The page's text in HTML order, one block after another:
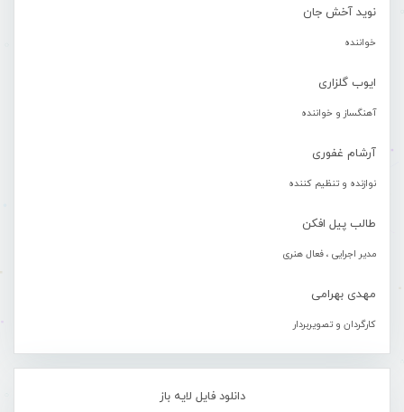
نوید آخش جان
خواننده
ایوب گلزاری
آهنگساز و خواننده
آرشام غفوری
نوازنده و تنظیم کننده
طالب پیل افکن
مدیر اجرایی ، فعال هنری
مهدی بهرامی
کارگردان و تصویربردار
دانلود فایل لایه باز